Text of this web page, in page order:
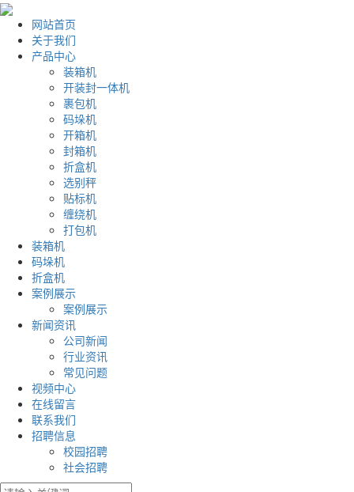
网站首页
关于我们
产品中心
装箱机
开装封一体机
裹包机
码垛机
开箱机
封箱机
折盒机
选别秤
贴标机
缠绕机
打包机
装箱机
码垛机
折盒机
案例展示
案例展示
新闻资讯
公司新闻
行业资讯
常见问题
视频中心
在线留言
联系我们
招聘信息
校园招聘
社会招聘